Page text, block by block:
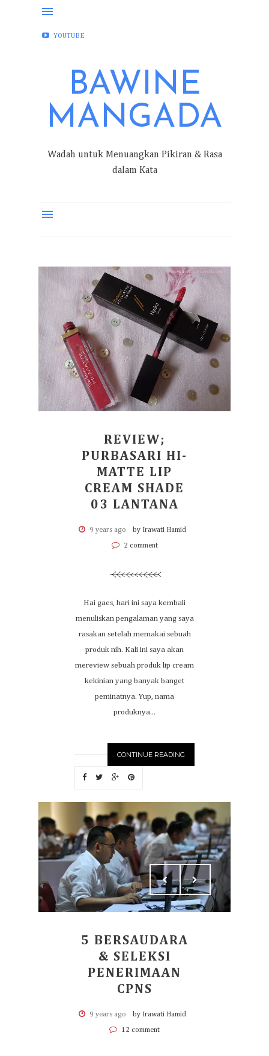
FACEBOOK
YOUTUBE
BAWINE
MANGADA
Wadah untuk Menuangkan Pikiran & Rasa
dalam Kata
REVIEW;
PURBASARI HI-
MATTE LIP
CREAM SHADE
03 LANTANA
9 years ago by Irawati Hamid
2 comment
Hai gaes, hari ini saya kembali
menuliskan pengalaman yang saya
rasakan setelah memakai sebuah
produk nih. Kali ini saya akan
mereview sebuah produk lip cream
kekinian yang banyak banget
peminatnya. Yup, nama
produknya...
CONTINUE READING
5 BERSAUDARA
& SELEKSI
PENERIMAAN
CPNS
9 years ago by Irawati Hamid
12 comment